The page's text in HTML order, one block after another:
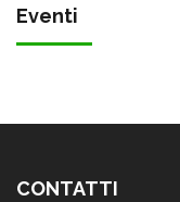
Eventi
CONTATTI